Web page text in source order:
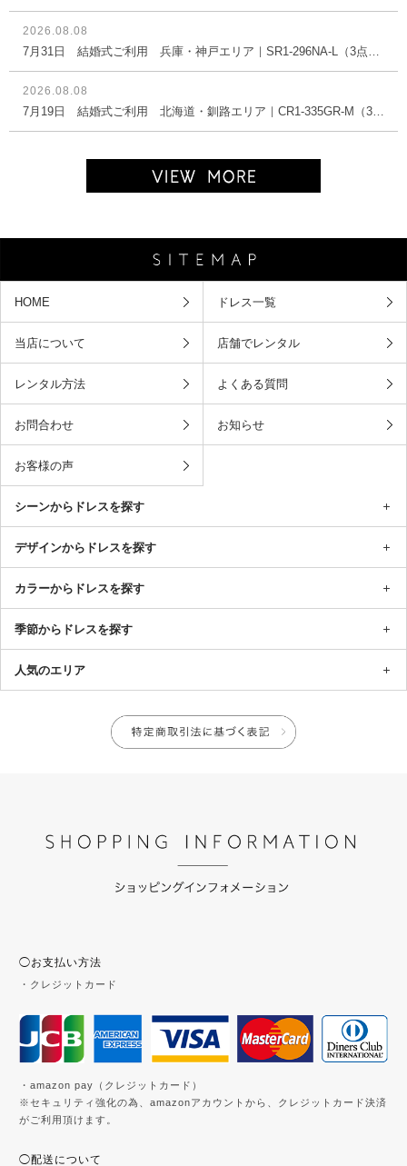
2026.08.08
2026.08.08
HOME ドレス一覧
当店について 店舗でレンタル
レンタル方法 よくある質問
お問合わせ お知らせ
お客様の声
シーンからドレスを探す
デザインからドレスを探す
カラーからドレスを探す
季節からドレスを探す
人気のエリア
◯お支払い方法
・クレジットカード
・amazon pay（クレジットカード）
※セキュリティ強化の為、amazonアカウントから、クレジットカード決済
がご利用頂けます。
◯配送について